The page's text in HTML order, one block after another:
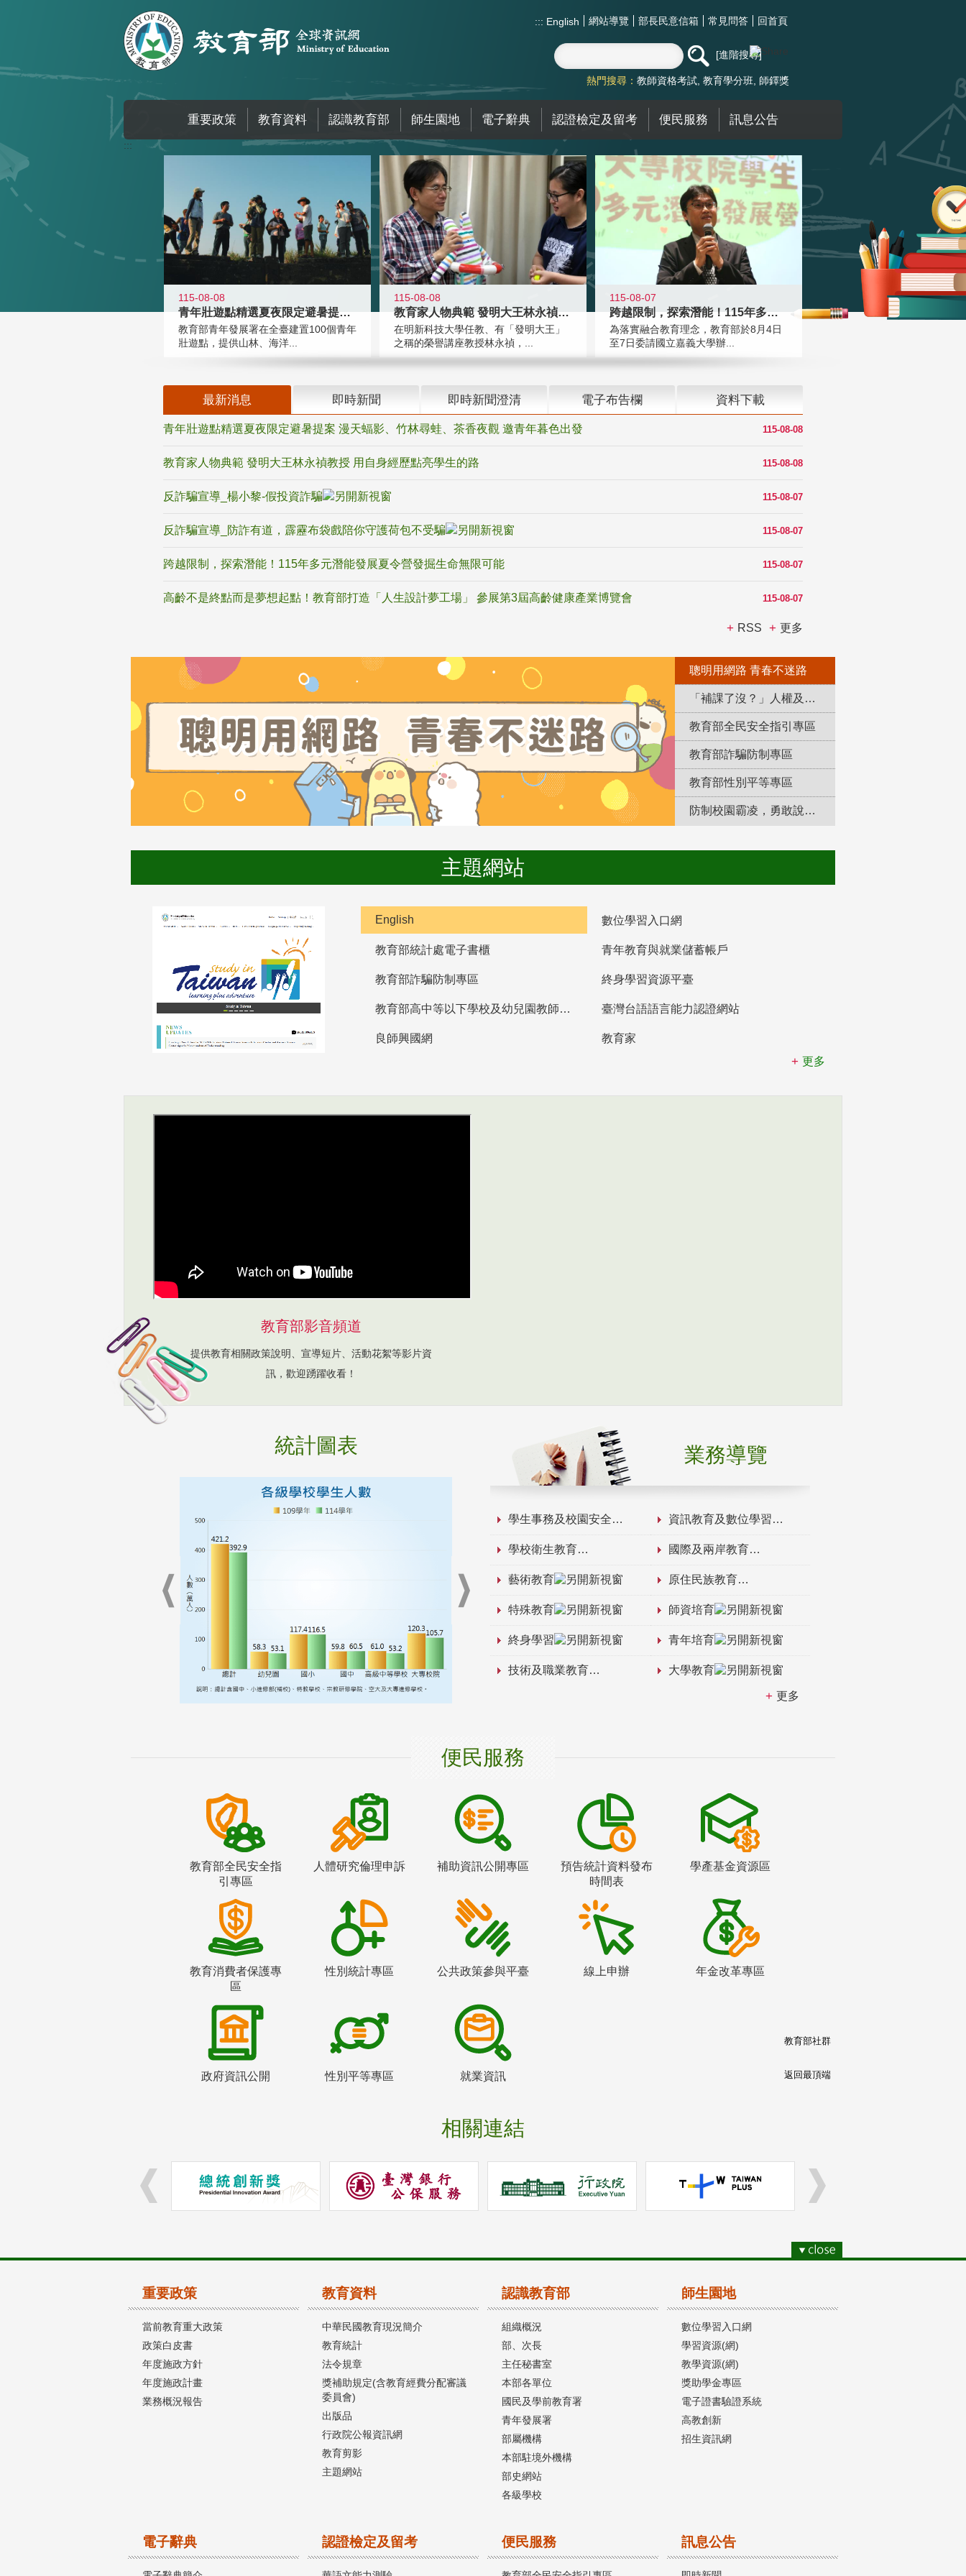
::: English 網站導覽 部長民意信箱 常見問答 回首頁
進階搜尋
熱門搜尋： 教師資格考試 教育學分班 師鐸獎
重要政策 教育資料 認識教育部 師生園地 電子辭典 認證檢定及留考 便民服務 訊息公告
:::
115-08-08
青年壯遊點精選夏夜限定避暑提案 漫
教育部青年發展署在全臺建置100個青年
壯遊點，提供山林、海洋...
115-08-08
教育家人物典範 發明大王林永禎教授
在明新科技大學任教、有「發明大王」
之稱的榮譽講座教授林永禎，...
115-08-07
跨越限制，探索潛能！115年多元潛
為落實融合教育理念，教育部於8月4日
至7日委請國立嘉義大學辦...
最新消息 即時新聞 即時新聞澄清 電子布告欄 資料下載
115-08-08
青年壯遊點精選夏夜限定避暑提案 漫天蝠影、竹林尋蛙、茶香夜觀 邀青年暮色出發
115-08-08
教育家人物典範 發明大王林永禎教授 用自身經歷點亮學生的路
115-08-07
反詐騙宣導_楊小黎-假投資詐騙
115-08-07
反詐騙宣導_防詐有道，霹靂布袋戲陪你守護荷包不受騙
115-08-07
跨越限制，探索潛能！115年多元潛能發展夏令營發掘生命無限可能
115-08-07
高齡不是終點而是夢想起點！教育部打造「人生設計夢工場」 參展第3屆高齡健康產業博覽會
RSS 更多
聰明用網路 青春不迷路
「補課了沒？」人權及轉型正義教育專區
教育部全民安全指引專區
教育部詐騙防制專區
教育部性別平等專區
防制校園霸凌，勇敢說出來！
主題網站
English 數位學習入口網
教育部統計處電子書櫃 青年教育與就業儲蓄帳戶
教育部詐騙防制專區 終身學習資源平臺
教育部高中等以下學校及幼兒園教師資格檢定考試 臺灣台語語言能力認證網站
良師興國網
教育家
更多
教育部影音頻道
提供教育相關政策說明、宣導短片、活動花絮等影片資
訊，歡迎踴躍收看！
統計圖表 業務導覽
學生事務及校園安全 資訊教育及數位學習
學校衛生教育 國際及兩岸教育
藝術教育 原住民族教育
特殊教育 師資培育
終身學習 青年培育
技術及職業教育 大學教育
更多
便民服務
教育部全民安全指
引專區
人體研究倫理申訴 補助資訊公開專區
預告統計資料發布
時間表
學產基金資源區
教育消費者保護專
區
性別統計專區 公共政策參與平臺 線上申辦 年金改革專區
政府資訊公開 性別平等專區 就業資訊
相關連結
教育部社群
返回最頂端
重要政策
當前教育重大政策
政策白皮書
年度施政方針
年度施政計畫
業務概況報告
教育資料
中華民國教育現況簡介
教育統計
法令規章
獎補助規定(含教育經費分配審議
委員會)
出版品
行政院公報資訊網
教育剪影
主題網站
認識教育部
組織概況
部、次長
主任秘書室
本部各單位
國民及學前教育署
青年發展署
部屬機構
本部駐境外機構
部史網站
各級學校
師生園地
數位學習入口網
學習資源(網)
教學資源(網)
獎助學金專區
電子證書驗證系統
高教創新
招生資訊網
電子辭典 認證檢定及留考 便民服務 訊息公告